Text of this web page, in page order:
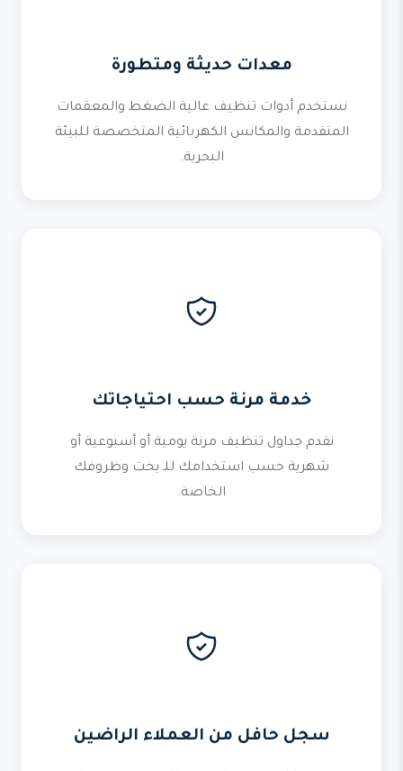
معدات حديثة ومتطورة
نستخدم أدوات تنظيف عالية الضغط والمعقمات
المتقدمة والمكانس الكهربائية المتخصصة للبيئة
البحرية.
خدمة مرنة حسب احتياجاتك
نقدم جداول تنظيف مرنة يومية أو أسبوعية أو
شهرية حسب استخدامك للـ يخت وظروفك
الخاصة.
سجل حافل من العملاء الراضين